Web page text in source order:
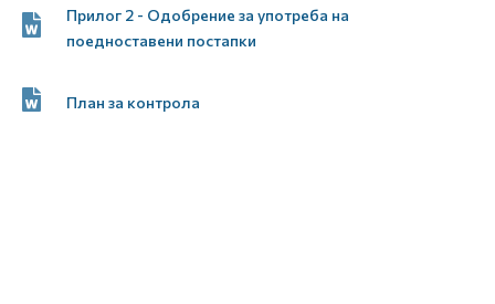
Прилог 2 - Одобрение за употреба на
поедноставени постапки
План за контрола